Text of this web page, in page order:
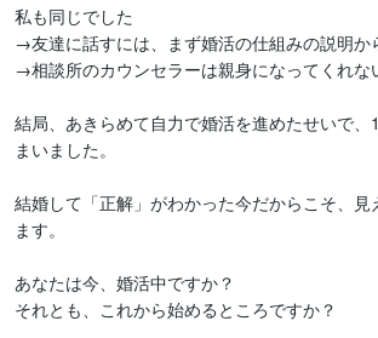
私も同じでした
→友達に話すには、まず婚活の仕組みの説明
→相談所のカウンセラーは親身になってくれ
結局、あきらめて自力で婚活を進めたせいで、
まいました。
結婚して「正解」がわかった今だからこそ、見
ます。
あなたは今、婚活中ですか？
それとも、これから始めるところですか？